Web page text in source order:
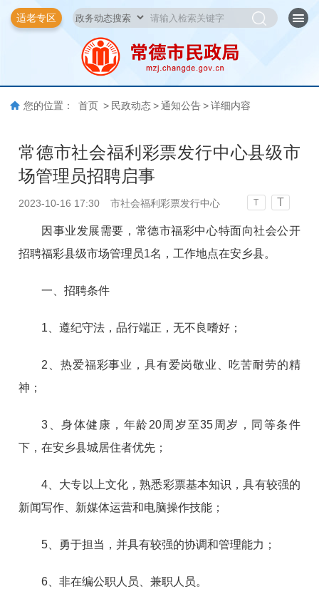
适老专区
您的位置： 首页 > 民政动态 > 通知公告 > 详细内容
常德市社会福利彩票发行中心县级市
场管理员招聘启事
2023-10-16 17:30 市社会福利彩票发行中心 T T
因事业发展需要，常德市福彩中心特面向社会公开
招聘福彩县级市场管理员1名，工作地点在安乡县。
一、招聘条件
1、遵纪守法，品行端正，无不良嗜好；
2、热爱福彩事业，具有爱岗敬业、吃苦耐劳的精
神；
3、身体健康，年龄20周岁至35周岁，同等条件
下，在安乡县城居住者优先；
4、大专以上文化，熟悉彩票基本知识，具有较强的
新闻写作、新媒体运营和电脑操作技能；
5、勇于担当，并具有较强的协调和管理能力；
6、非在编公职人员、兼职人员。